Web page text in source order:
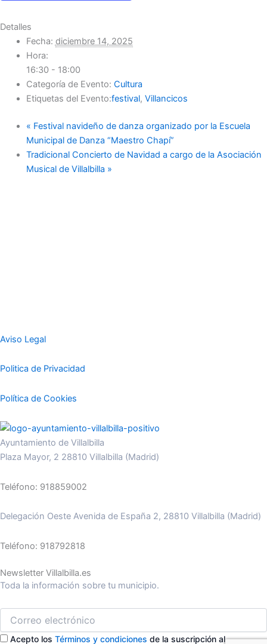
Detalles
Fecha: diciembre 14, 2025
Hora:
16:30 - 18:00
Categoría de Evento: Cultura
Etiquetas del Evento:festival, Villancicos
« Festival navideño de danza organizado por la Escuela
Municipal de Danza “Maestro Chapí”
Tradicional Concierto de Navidad a cargo de la Asociación
Musical de Villalbilla »
Aviso Legal
Politica de Privacidad
Política de Cookies
Ayuntamiento de Villalbilla
Plaza Mayor, 2 28810 Villalbilla (Madrid)
Teléfono: 918859002
Delegación Oeste Avenida de España 2, 28810 Villalbilla (Madrid)
Teléfono: 918792818
Newsletter Villalbilla.es
Toda la información sobre tu municipio.
Acepto los Términos y condiciones de la suscripción al